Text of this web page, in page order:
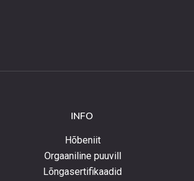
INFO
Hõbeniit
Orgaaniline puuvill
Lõngasertifikaadid